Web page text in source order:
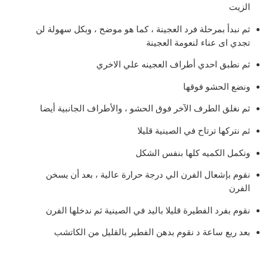
الزيت
ثم نبدأ بمرحلة فرد العجينة ، كما هو موضح ، وبكل سهولة لن
تجدي اى عناء لنعومة العجينة
ثم نطبق احدي أطراف العجينه علي الاخري
ونضع الحشو فوقها
ثم نغلق الطرف الآخر فوق الحشو ، والأطراف الجانبية أيضا
ثم نتركها ترتاح في الصينية قليلا
ونكمل الكميه كلها بنفس الشكل
نقوم بإشعال الفرن الي درجة حرارة عالية ، بعد أن يسخن
الفرن
نقوم بفرد الفطيرة قليلا باليد في الصينية ثم ندخلها الفرن
بعد ربع ساعة د نقوم بدهن الفطير بالقليل من الكاتشب